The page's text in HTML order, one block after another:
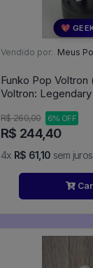
💖
Vendido por: Meus
Funko Pop
R$ 260,00 6% OFF
R$ 244,40
4x R$ 61,10 sem juros